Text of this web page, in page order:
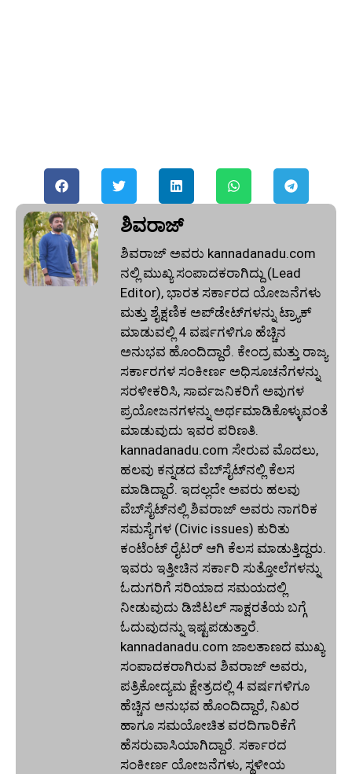
ಶಿವರಾಜ್
ಶಿವರಾಜ್ ಅವರು kannadanadu.com
ನಲ್ಲಿ ಮುಖ್ಯ ಸಂಪಾದಕರಾಗಿದ್ದು (Lead
Editor), ಭಾರತ ಸರ್ಕಾರದ ಯೋಜನೆಗಳು
ಮತ್ತು ಶೈಕ್ಷಣಿಕ ಅಪ್‌ಡೇಟ್‌ಗಳನ್ನು ಟ್ರ್ಯಾಕ್
ಮಾಡುವಲ್ಲಿ 4 ವರ್ಷಗಳಿಗೂ ಹೆಚ್ಚಿನ
ಅನುಭವ ಹೊಂದಿದ್ದಾರೆ. ಕೇಂದ್ರ ಮತ್ತು ರಾಜ್ಯ
ಸರ್ಕಾರಗಳ ಸಂಕೀರ್ಣ ಅಧಿಸೂಚನೆಗಳನ್ನು
ಸರಳೀಕರಿಸಿ, ಸಾರ್ವಜನಿಕರಿಗೆ ಅವುಗಳ
ಪ್ರಯೋಜನಗಳನ್ನು ಅರ್ಥಮಾಡಿಕೊಳ್ಳುವಂತೆ
ಮಾಡುವುದು ಇವರ ಪರಿಣತಿ.
kannadanadu.com ಸೇರುವ ಮೊದಲು,
ಹಲವು ಕನ್ನಡದ ವೆಬ್‌ಸೈಟ್‌ನಲ್ಲಿ ಕೆಲಸ
ಮಾಡಿದ್ದಾರೆ. ಇದಲ್ಲದೇ ಅವರು ಹಲವು
ವೆಬ್‌ಸೈಟ್‌ನಲ್ಲಿ ಶಿವರಾಜ್ ಅವರು ನಾಗರಿಕ
ಸಮಸ್ಯೆಗಳ (Civic issues) ಕುರಿತು
ಕಂಟೆಂಟ್ ರೈಟರ್ ಆಗಿ ಕೆಲಸ ಮಾಡುತ್ತಿದ್ದರು.
ಇವರು ಇತ್ತೀಚಿನ ಸರ್ಕಾರಿ ಸುತ್ತೋಲೆಗಳನ್ನು
ಓದುಗರಿಗೆ ಸರಿಯಾದ ಸಮಯದಲ್ಲಿ
ನೀಡುವುದು ಡಿಜಿಟಲ್ ಸಾಕ್ಷರತೆಯ ಬಗ್ಗೆ
ಓದುವುದನ್ನು ಇಷ್ಟಪಡುತ್ತಾರೆ.
kannadanadu.com ಜಾಲತಾಣದ ಮುಖ್ಯ
ಸಂಪಾದಕರಾಗಿರುವ ಶಿವರಾಜ್ ಅವರು,
ಪತ್ರಿಕೋದ್ಯಮ ಕ್ಷೇತ್ರದಲ್ಲಿ 4 ವರ್ಷಗಳಿಗೂ
ಹೆಚ್ಚಿನ ಅನುಭವ ಹೊಂದಿದ್ದಾರೆ, ನಿಖರ
ಹಾಗೂ ಸಮಯೋಚಿತ ವರದಿಗಾರಿಕೆಗೆ
ಹೆಸರುವಾಸಿಯಾಗಿದ್ದಾರೆ. ಸರ್ಕಾರದ
ಸಂಕೀರ್ಣ ಯೋಜನೆಗಳು, ಸ್ಥಳೀಯ